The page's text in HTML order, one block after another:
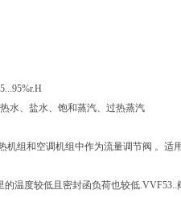
水、盐水、饱和蒸汽、过热蒸汽
机组和空调机组中作为流量调节阀 。适
温度较低且密封函负荷也较低.VVF53..